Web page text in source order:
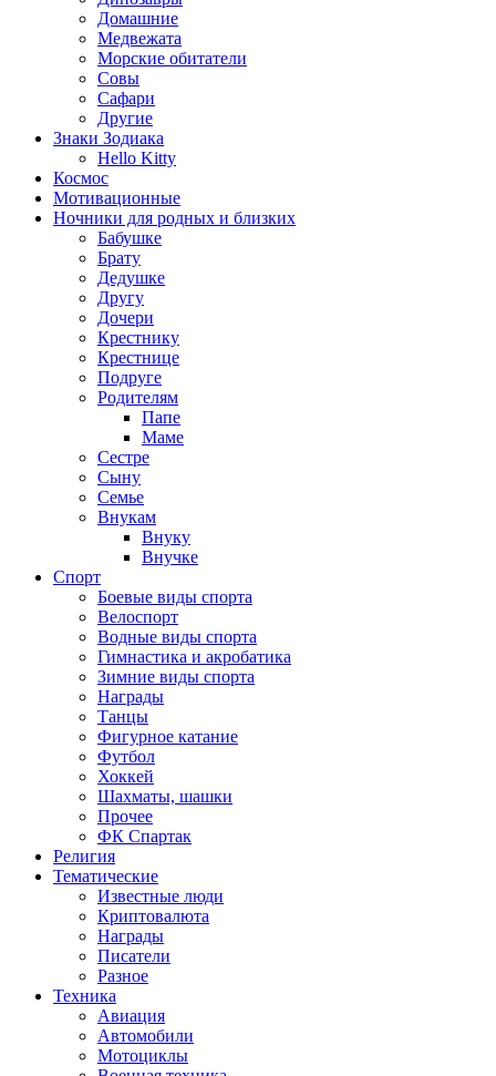
Домашние
Медвежата
Морские обитатели
Совы
Сафари
Другие
Знаки Зодиака
Hello Kitty
Космос
Мотивационные
Ночники для родных и близких
Бабушке
Брату
Дедушке
Другу
Дочери
Крестнику
Крестнице
Подруге
Родителям
Папе
Маме
Сестре
Сыну
Семье
Внукам
Внуку
Внучке
Спорт
Боевые виды спорта
Велоспорт
Водные виды спорта
Гимнастика и акробатика
Зимние виды спорта
Награды
Танцы
Фигурное катание
Футбол
Хоккей
Шахматы, шашки
Прочее
ФК Спартак
Религия
Тематические
Известные люди
Криптовалюта
Награды
Писатели
Разное
Техника
Авиация
Автомобили
Мотоциклы